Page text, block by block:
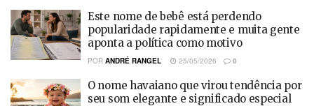
Este nome de bebê está perdendo
popularidade rapidamente e muita gente
aponta a política como motivo
POR ANDRÉ RANGEL 25/05/2026 0
O nome havaiano que virou tendência por
seu som elegante e significado especial